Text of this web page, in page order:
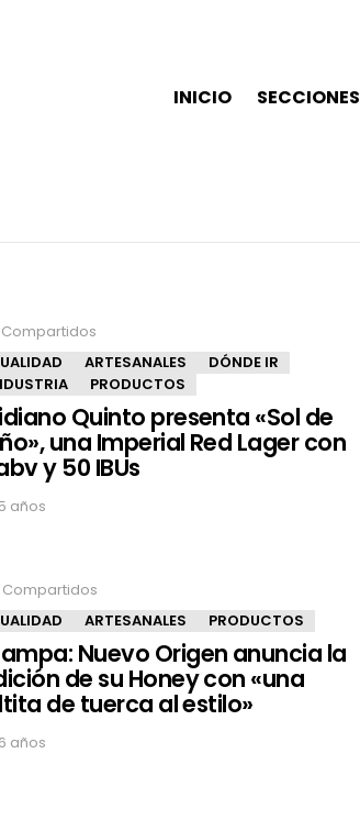
INICIO SECCIONES
Compartidos
ARTESANALES
DÓNDE IR
PRODUCTOS
Quinto presenta «Sol de
una Imperial Red Lager con
y 50 IBUs
años
Compartidos
ARTESANALES PRODUCTOS
Nuevo Origen anuncia la
de su Honey con «una
de tuerca al estilo»
años